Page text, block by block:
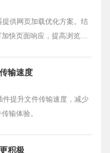
提供网页加载优化方案。结
快页面响应，提高浏览效
输速度
件提升文件传输速度，减少
输体验。
积极